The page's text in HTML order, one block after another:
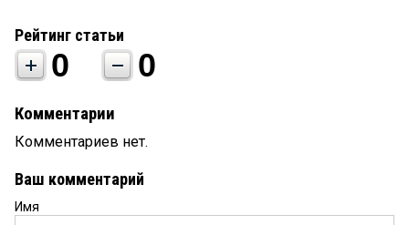
Рейтинг статьи
0 0
Комментарии
Комментариев нет.
Ваш комментарий
Имя